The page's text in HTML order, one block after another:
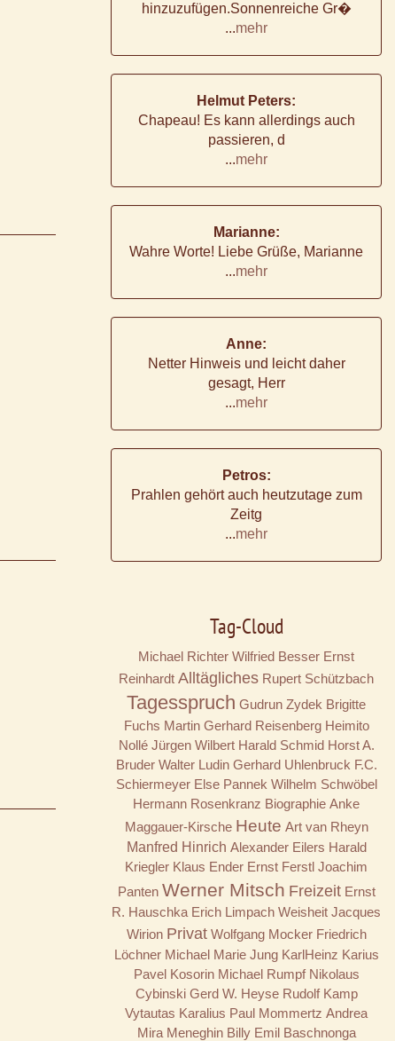
hinzuzufügen.Sonnenreiche Gr�
...mehr
Helmut Peters:
Chapeau! Es kann allerdings auch
passieren, d
...mehr
Marianne:
Wahre Worte! Liebe Grüße, Marianne
...mehr
Anne:
Netter Hinweis und leicht daher
gesagt, Herr
...mehr
Petros:
Prahlen gehört auch heutzutage zum
Zeitg
...mehr
Tag-Cloud
Michael Richter Wilfried Besser Ernst
Reinhardt Alltägliches Rupert Schützbach
Tagesspruch Gudrun Zydek Brigitte
Fuchs Martin Gerhard Reisenberg Heimito
Nollé Jürgen Wilbert Harald Schmid Horst A.
Bruder Walter Ludin Gerhard Uhlenbruck F.C.
Schiermeyer Else Pannek Wilhelm Schwöbel
Hermann Rosenkranz Biographie Anke
Maggauer-Kirsche Heute Art van Rheyn
Manfred Hinrich Alexander Eilers Harald
Kriegler Klaus Ender Ernst Ferstl Joachim
Panten Werner Mitsch Freizeit Ernst
R. Hauschka Erich Limpach Weisheit Jacques
Wirion Privat Wolfgang Mocker Friedrich
Löchner Michael Marie Jung KarlHeinz Karius
Pavel Kosorin Michael Rumpf Nikolaus
Cybinski Gerd W. Heyse Rudolf Kamp
Vytautas Karalius Paul Mommertz Andrea
Mira Meneghin Billy Emil Baschnonga